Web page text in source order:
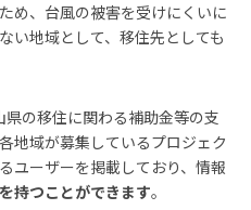
め、台風の被害を受けにくいに
い地域として、移住先としても
の移住に関わる補助金等の支
地域が募集しているプロジェク
ユーザーを掲載しており、情報
持つことができます。